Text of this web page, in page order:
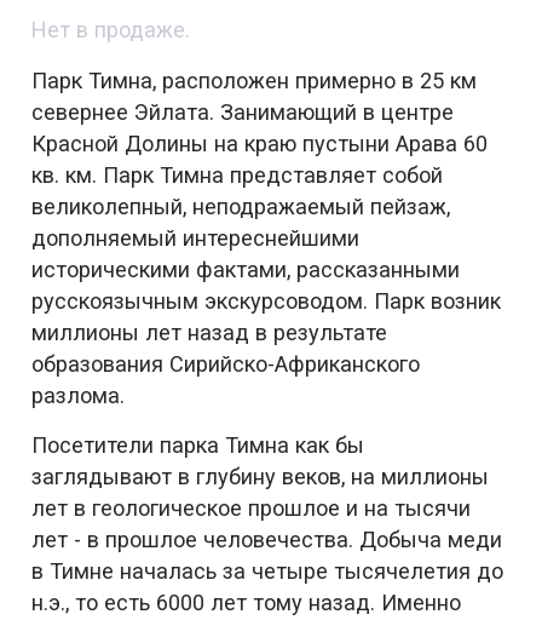
Нет в продаже.
Парк Тимна, расположен примерно в 25 км
севернее Эйлата. Занимающий в центре
Красной Долины на краю пустыни Арава 60
кв. км. Парк Тимна представляет собой
великолепный, неподражаемый пейзаж,
дополняемый интереснейшими
историческими фактами, рассказанными
русскоязычным экскурсоводом. Парк возник
миллионы лет назад в результате
образования Сирийско-Африканского
разлома.
Посетители парка Тимна как бы
заглядывают в глубину веков, на миллионы
лет в геологическое прошлое и на тысячи
лет - в прошлое человечества. Добыча меди
в Тимне началась за четыре тысячелетия до
н.э., то есть 6000 лет тому назад. Именно